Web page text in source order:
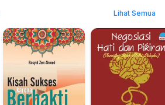
Lihat Semua